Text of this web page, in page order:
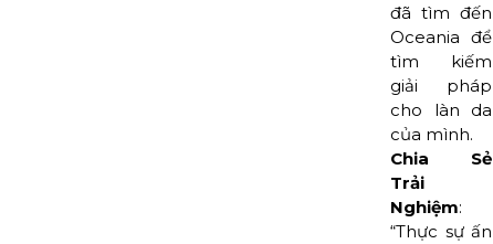
đã tìm đến
Oceania để
tìm kiếm
giải pháp
cho làn da
của mình.
Chia Sẻ
Trải
Nghiệm:
“Thực sự ấn